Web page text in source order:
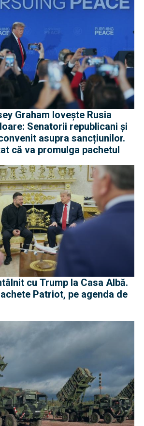
Graham lovește Rusia
Senatorii republicani și
asupra sancțiunilor.
că va promulga pachetul
cu Trump la Casa Albă.
Patriot, pe agenda de